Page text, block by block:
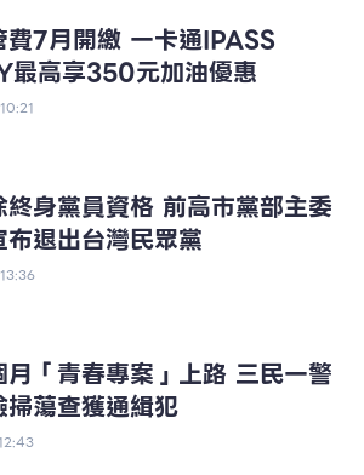
費7月開繳 一卡通iPASS
高享350元加油優惠
終身黨員資格 前高市黨部主委
退出台灣民眾黨
「青春專案」上路 三民一警
掃蕩查獲通緝犯